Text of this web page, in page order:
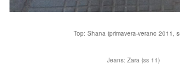
Top: Shana (primavera-verano 2011,
Jeans: Zara (ss 11)